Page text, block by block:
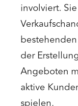
involviert.
der
Angeboten
aktive
spielen.